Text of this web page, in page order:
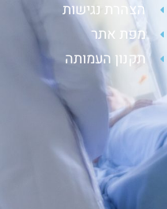
הצהרת נגישות
מפת אתר
תקנון העמותה